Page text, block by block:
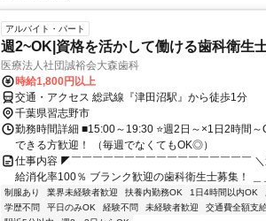
アルバイト・パート
週2~OK|資格を活かして働ける歯科衛生
医療法人社団誠裕会大森歯科
時給1,800円以上
交通・アクセス 総武線『津田沼駅』から徒歩1分
千葉県習志野市
勤務時間詳細 ■15:00～19:30 ⭐週2日～×1日2時間
できる方歓迎！ （毎週でなくてもOK◎）
仕事内容 ◤￣￣￣￣￣￣￣￣￣￣￣￣￣￣￣￣￣
給消化率100％ ブランク歓迎の歯科衛生士募集！
制服あり 業界未経験者歓迎 扶養内勤務OK 1日4時間以内OK
学歴不問
平日のみOK 経験不問 未経験者歓迎 交通費全額支